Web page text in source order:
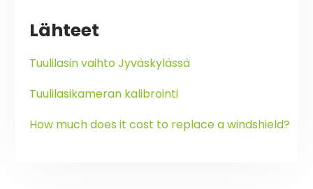
Lähteet
Tuulilasin vaihto Jyväskylässä
Tuulilasikameran kalibrointi
How much does it cost to replace a windshield?